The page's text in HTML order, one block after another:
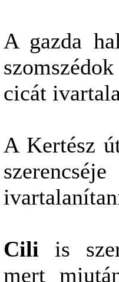
A gazda
cicát
A Kertész
Cili is
mert